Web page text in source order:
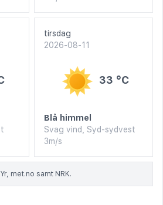
tirsdag
2026-08-11
33 °C
Blå himmel
Svag vind, Syd-sydvest
3m/s
met.no samt NRK.